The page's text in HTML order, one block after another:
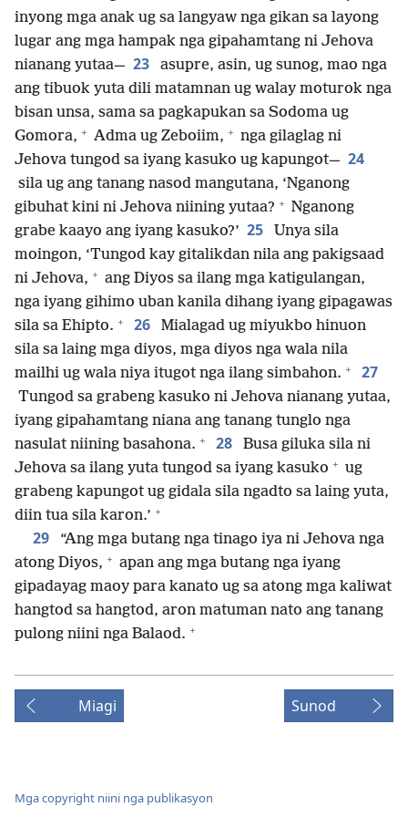
inyong mga anak ug sa langyaw nga gikan sa layong
lugar ang mga hampak nga gipahamtang ni Jehova
nianang yutaa— 23
asupre, asin, ug sunog, mao nga
ang tibuok yuta dili matamnan ug walay moturok nga
bisan unsa, sama sa pagkapukan sa Sodoma ug
Gomora, + Adma ug Zeboiim, + nga gilaglag ni
Jehova tungod sa iyang kasuko ug kapungot— 24
sila ug ang tanang nasod mangutana, ‘Nganong
gibuhat kini ni Jehova niining yutaa? + Nganong
grabe kaayo ang iyang kasuko?’ 25
Unya sila
moingon, ‘Tungod kay gitalikdan nila ang pakigsaad
ni Jehova, + ang Diyos sa ilang mga katigulangan,
nga iyang gihimo uban kanila dihang iyang gipagawas
sila sa Ehipto. + 26
Mialagad ug miyukbo hinuon
sila sa laing mga diyos, mga diyos nga wala nila
mailhi ug wala niya itugot nga ilang simbahon. + 27
Tungod sa grabeng kasuko ni Jehova nianang yutaa,
iyang gipahamtang niana ang tanang tunglo nga
nasulat niining basahona. + 28
Busa giluka sila ni
Jehova sa ilang yuta tungod sa iyang kasuko + ug
grabeng kapungot ug gidala sila ngadto sa laing yuta,
diin tua sila karon.’ +
29
“Ang mga butang nga tinago iya ni Jehova nga
atong Diyos, + apan ang mga butang nga iyang
gipadayag maoy para kanato ug sa atong mga kaliwat
hangtod sa hangtod, aron matuman nato ang tanang
pulong niini nga Balaod. +
Miagi Sunod
Mga copyright niini nga publikasyon